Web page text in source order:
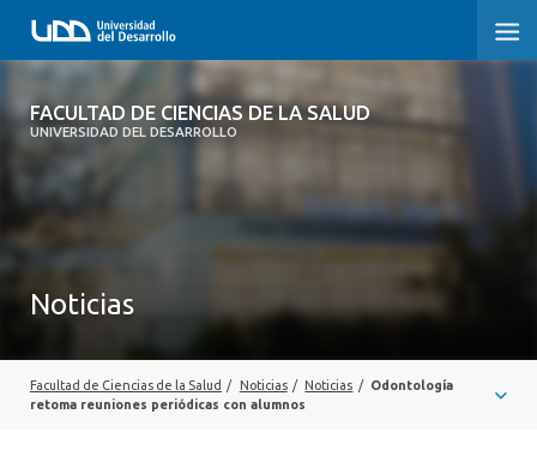
FACULTAD DE CIENCIAS DE LA SALUD
UNIVERSIDAD DEL DESARROLLO
FACULTAD DE CIENCIAS DE LA SALUD
CLÍNICA ERNESTO SILVA B.
Noticias
Facultad de Ciencias de la Salud / Noticias / Noticias /
Odontología
retoma reuniones periódicas con alumnos